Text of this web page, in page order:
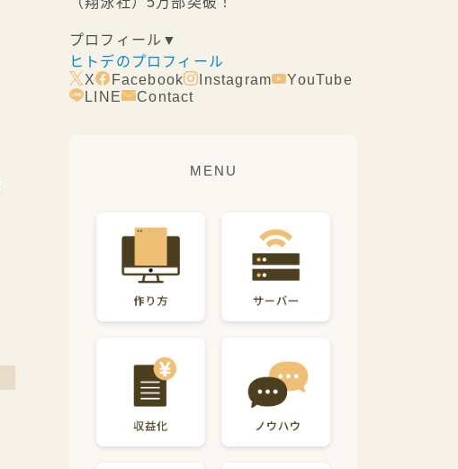
プロフィール▼
ヒトデのプロフィール
X
Facebook Instagram
YouTube
LINE
Contact
MENU